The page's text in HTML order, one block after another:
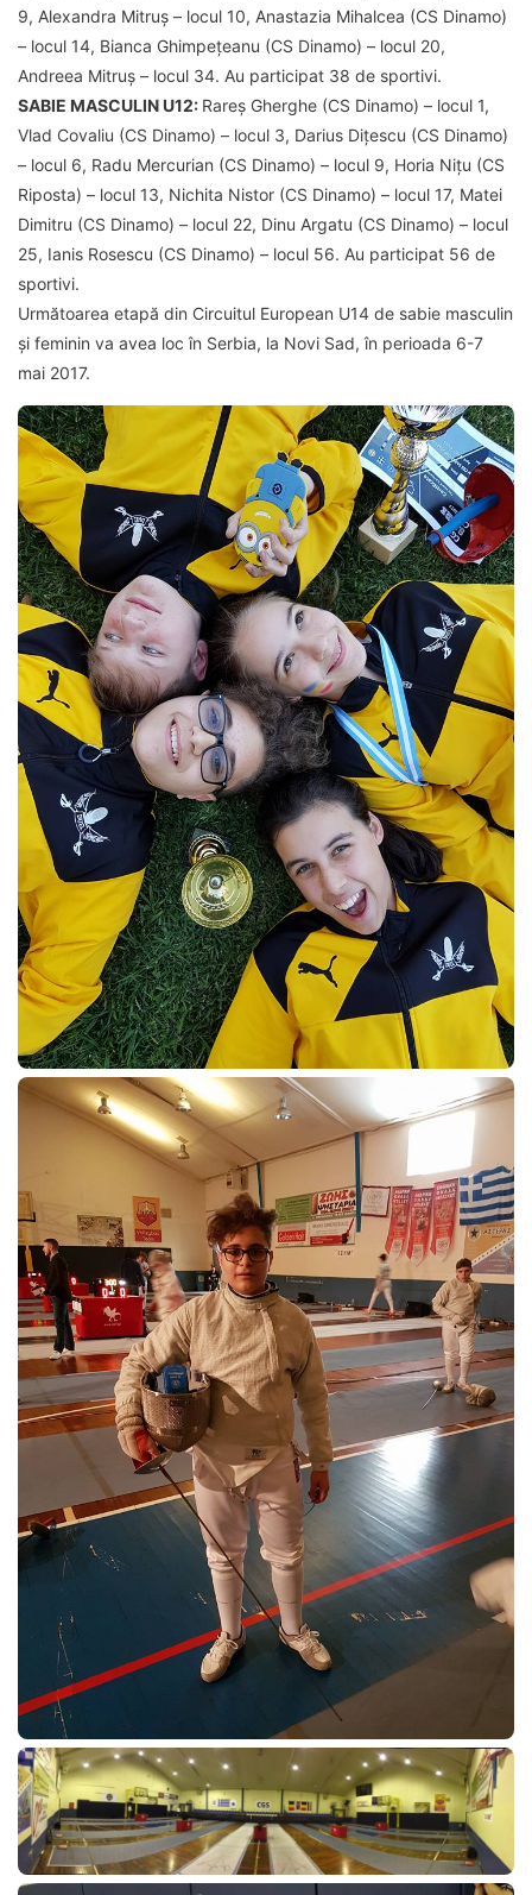
9, Alexandra Mitruș – locul 10, Anastazia Mihalcea (CS Dinamo)
– locul 14, Bianca Ghimpețeanu (CS Dinamo) – locul 20,
Andreea Mitruș – locul 34. Au participat 38 de sportivi.
SABIE MASCULIN U12: Rareș Gherghe (CS Dinamo) – locul 1,
Vlad Covaliu (CS Dinamo) – locul 3, Darius Dițescu (CS Dinamo)
– locul 6, Radu Mercurian (CS Dinamo) – locul 9, Horia Nițu (CS
Riposta) – locul 13, Nichita Nistor (CS Dinamo) – locul 17, Matei
Dimitru (CS Dinamo) – locul 22, Dinu Argatu (CS Dinamo) – locul
25, Ianis Rosescu (CS Dinamo) – locul 56. Au participat 56 de
sportivi.
Următoarea etapă din Circuitul European U14 de sabie masculin
și feminin va avea loc în Serbia, la Novi Sad, în perioada 6-7
mai 2017.